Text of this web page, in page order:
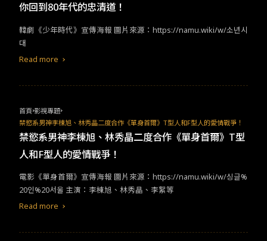
你回到80年代的忠清道！
​​韓劇《少年時代》宣傳海報​ ​​圖片來源：​https://namu.wiki/w/소년시
대
Read more
首頁 影視專題
禁慾系男神李棟旭、林秀晶二度合作《單身首爾》T型人和F型人的愛情戰爭！
禁慾系男神李棟旭、林秀晶二度合作《單身首爾》T型
人和F型人的愛情戰爭！
​​電影《單身首爾》宣傳海報​ ​​圖片來源：​https://namu.wiki/w/싱글%
20인%20서울 ​​主演：李棟旭、林秀晶、李絮等​
Read more